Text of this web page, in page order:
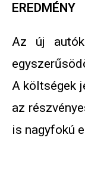
EREDMÉNY
Az új autók
A költségek
az
is nagyfokú